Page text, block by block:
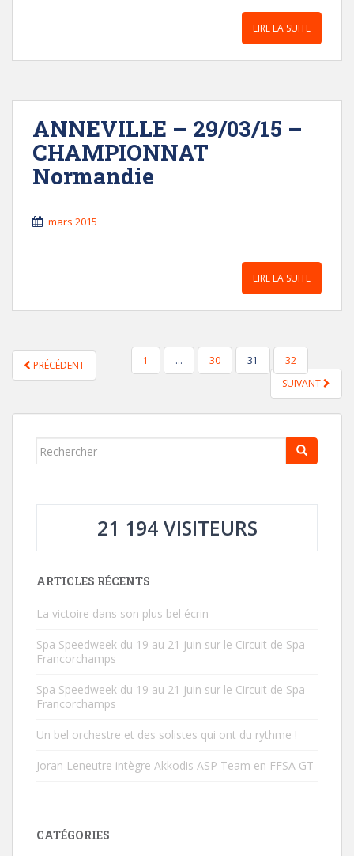
LIRE LA SUITE
ANNEVILLE – 29/03/15 –
CHAMPIONNAT
Normandie
mars 2015
LIRE LA SUITE
PAGINATION
DES
PRÉCÉDENT 1 … 30 31
32
SUIVANT
Rechercher...
21 194 VISITEURS
ARTICLES RÉCENTS
La victoire dans son plus bel écrin
Spa Speedweek du 19 au 21 juin sur le Circuit de Spa-
Francorchamps
Spa Speedweek du 19 au 21 juin sur le Circuit de Spa-
Francorchamps
Un bel orchestre et des solistes qui ont du rythme !
Joran Leneutre intègre Akkodis ASP Team en FFSA GT
CATÉGORIES